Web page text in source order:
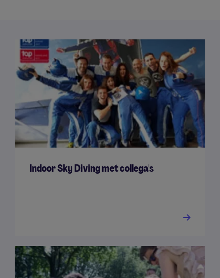
Indoor Sky Diving met collega's